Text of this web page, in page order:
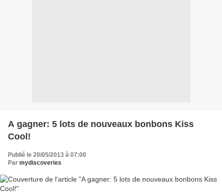
A gagner: 5 lots de nouveaux bonbons Kiss
Cool!
Publié le 20/05/2013 à 07:00
Par mydiscoveries